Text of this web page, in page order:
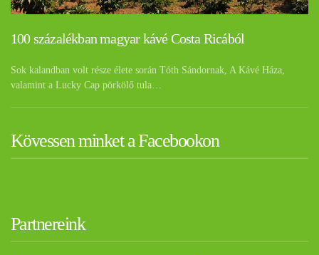
100 százalékban magyar kávé Costa Ricából
Sok kalandban volt része élete során Tóth Sándornak, A Kávé Háza,
valamint a Lucky Cap pörkölő tula…
Kövessen minket a Facebookon
Partnereink